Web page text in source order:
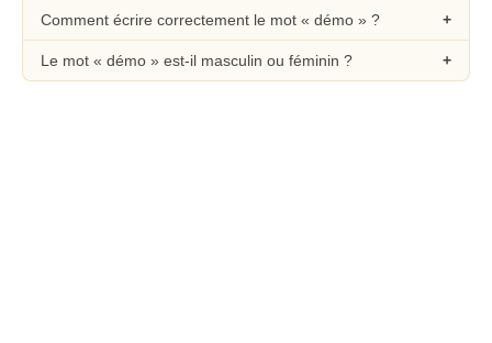
Comment écrire correctement le mot « démo » ?
Le mot « démo » est-il masculin ou féminin ?